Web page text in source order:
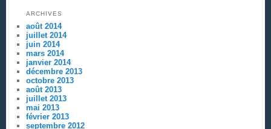
ARCHIVES
août 2014
juillet 2014
juin 2014
mars 2014
janvier 2014
décembre 2013
octobre 2013
août 2013
juillet 2013
mai 2013
février 2013
septembre 2012